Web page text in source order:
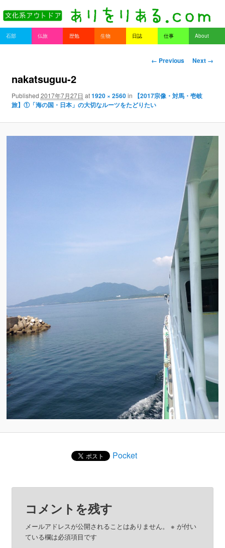
Main menu
Skip to primary content
Skip to secondary content
石部 仏旅 歴勉 生物 日誌 仕事 About
Image navigation
← Previous Next →
nakatsuguu-2
Published 2017年7月27日 at1920 × 2560in
【2017宗像・対馬・壱岐
旅】①「海の国・日本」の大切なルーツをたどりたい
Pocket
コメントを残す
メールアドレスが公開されることはありません。 ※ が付い
ている欄は必須項目です